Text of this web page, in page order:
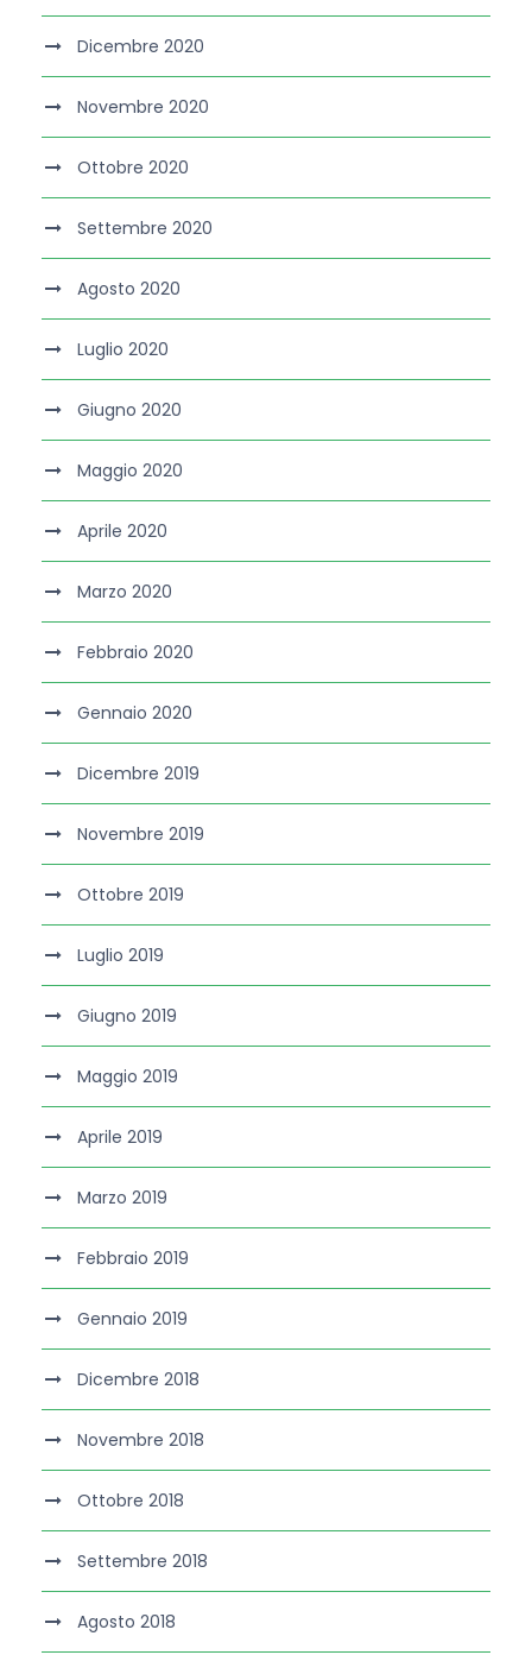
Dicembre 2020
Novembre 2020
Ottobre 2020
Settembre 2020
Agosto 2020
Luglio 2020
Giugno 2020
Maggio 2020
Aprile 2020
Marzo 2020
Febbraio 2020
Gennaio 2020
Dicembre 2019
Novembre 2019
Ottobre 2019
Luglio 2019
Giugno 2019
Maggio 2019
Aprile 2019
Marzo 2019
Febbraio 2019
Gennaio 2019
Dicembre 2018
Novembre 2018
Ottobre 2018
Settembre 2018
Agosto 2018